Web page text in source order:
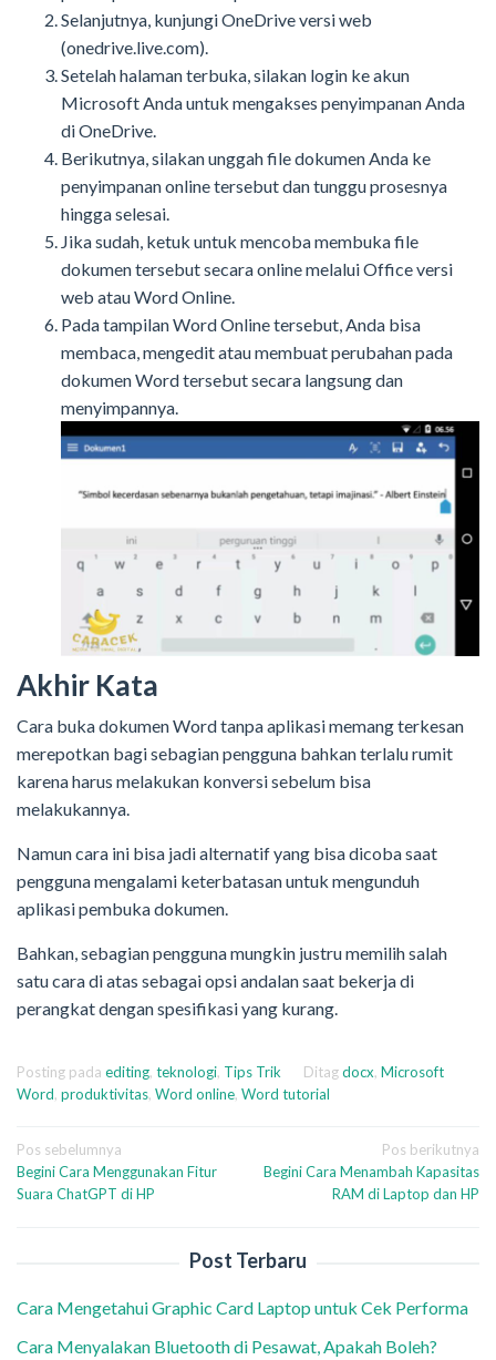
Selanjutnya, kunjungi OneDrive versi web
(onedrive.live.com).
Setelah halaman terbuka, silakan login ke akun
Microsoft Anda untuk mengakses penyimpanan Anda
di OneDrive.
Berikutnya, silakan unggah file dokumen Anda ke
penyimpanan online tersebut dan tunggu prosesnya
hingga selesai.
Jika sudah, ketuk untuk mencoba membuka file
dokumen tersebut secara online melalui Office versi
web atau Word Online.
Pada tampilan Word Online tersebut, Anda bisa
membaca, mengedit atau membuat perubahan pada
dokumen Word tersebut secara langsung dan
menyimpannya.
Akhir Kata
Cara buka dokumen Word tanpa aplikasi memang terkesan
merepotkan bagi sebagian pengguna bahkan terlalu rumit
karena harus melakukan konversi sebelum bisa
melakukannya.
Namun cara ini bisa jadi alternatif yang bisa dicoba saat
pengguna mengalami keterbatasan untuk mengunduh
aplikasi pembuka dokumen.
Bahkan, sebagian pengguna mungkin justru memilih salah
satu cara di atas sebagai opsi andalan saat bekerja di
perangkat dengan spesifikasi yang kurang.
Posting pada editing, teknologi, Tips Trik Ditagdocx, Microsoft
Word, produktivitas, Word online, Word tutorial
Navigasi
pos
Pos sebelumnya
Begini Cara Menggunakan Fitur
Suara ChatGPT di HP
Pos berikutnya
Begini Cara Menambah Kapasitas
RAM di Laptop dan HP
Post Terbaru
Cara Mengetahui Graphic Card Laptop untuk Cek Performa
Cara Menyalakan Bluetooth di Pesawat, Apakah Boleh?